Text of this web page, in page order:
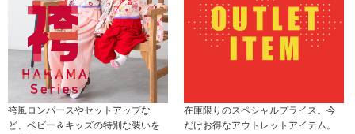
袴風ロンパースやセットアップな
ど、ベビー＆キッズの特別な装いを
在庫限りのスペシャルプライス。今
だけお得なアウトレットアイテム。